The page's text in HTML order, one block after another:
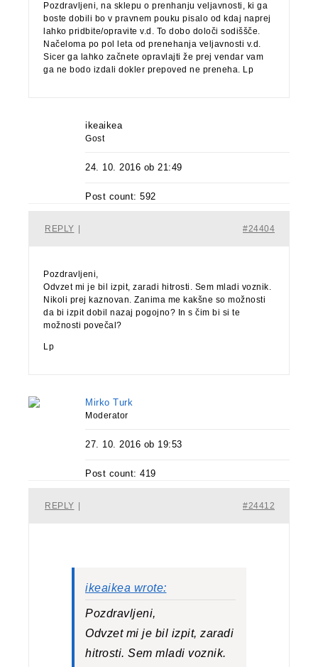
Pozdravljeni, na sklepu o prenhanju veljavnosti, ki ga
boste dobili bo v pravnem pouku pisalo od kdaj naprej
lahko pridbite/opravite v.d. To dobo določi sodiššče.
Načeloma po pol leta od prenehanja veljavnosti v.d.
Sicer ga lahko začnete opravlajti že prej vendar vam
ga ne bodo izdali dokler prepoved ne preneha. Lp
ikeaikea
Gost
24. 10. 2016 ob 21:49
Post count: 592
#24404
REPLY
Pozdravljeni,
Odvzet mi je bil izpit, zaradi hitrosti. Sem mladi voznik.
Nikoli prej kaznovan. Zanima me kakšne so možnosti
da bi izpit dobil nazaj pogojno? In s čim bi si te
možnosti povečal?
Lp
Mirko Turk
Moderator
27. 10. 2016 ob 19:53
Post count: 419
#24412
REPLY
ikeaikea wrote:
Pozdravljeni,
Odvzet mi je bil izpit, zaradi
hitrosti. Sem mladi voznik.